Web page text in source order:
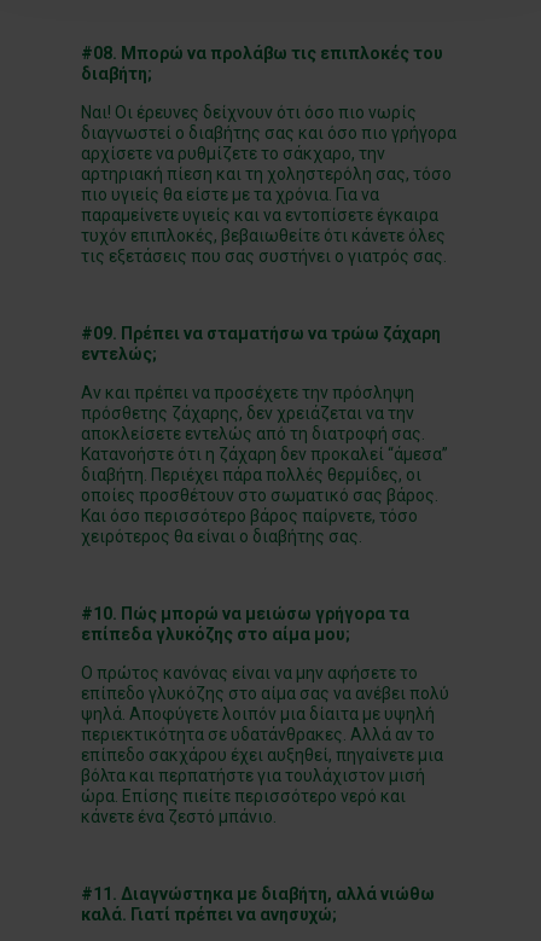
#08. Μπορώ να προλάβω τις επιπλοκές του
διαβήτη;
Ναι! Οι έρευνες δείχνουν ότι όσο πιο νωρίς
διαγνωστεί ο διαβήτης σας και όσο πιο γρήγορα
αρχίσετε να ρυθμίζετε το σάκχαρο, την
αρτηριακή πίεση και τη χοληστερόλη σας, τόσο
πιο υγιείς θα είστε με τα χρόνια. Για να
παραμείνετε υγιείς και να εντοπίσετε έγκαιρα
τυχόν επιπλοκές, βεβαιωθείτε ότι κάνετε όλες
τις εξετάσεις που σας συστήνει ο γιατρός σας.
#09. Πρέπει να σταματήσω να τρώω ζάχαρη
εντελώς;
Αν και πρέπει να προσέχετε την πρόσληψη
πρόσθετης ζάχαρης, δεν χρειάζεται να την
αποκλείσετε εντελώς από τη διατροφή σας.
Κατανοήστε ότι η ζάχαρη δεν προκαλεί “άμεσα”
διαβήτη. Περιέχει πάρα πολλές θερμίδες, οι
οποίες προσθέτουν στο σωματικό σας βάρος.
Και όσο περισσότερο βάρος παίρνετε, τόσο
χειρότερος θα είναι ο διαβήτης σας.
#10. Πώς μπορώ να μειώσω γρήγορα τα
επίπεδα γλυκόζης στο αίμα μου;
Ο πρώτος κανόνας είναι να μην αφήσετε το
επίπεδο γλυκόζης στο αίμα σας να ανέβει πολύ
ψηλά. Αποφύγετε λοιπόν μια δίαιτα με υψηλή
περιεκτικότητα σε υδατάνθρακες. Αλλά αν το
επίπεδο σακχάρου έχει αυξηθεί, πηγαίνετε μια
βόλτα και περπατήστε για τουλάχιστον μισή
ώρα. Επίσης πιείτε περισσότερο νερό και
κάνετε ένα ζεστό μπάνιο.
#11. Διαγνώστηκα με διαβήτη, αλλά νιώθω
καλά. Γιατί πρέπει να ανησυχώ;